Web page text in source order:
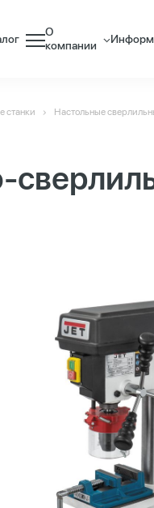
О
компании
станки Настольные